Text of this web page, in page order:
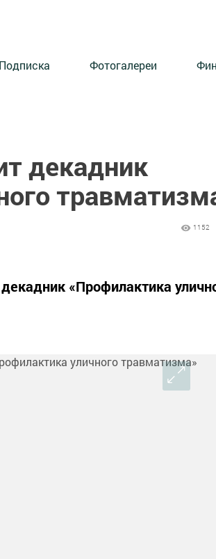
Подписка Фотогалереи
декадник
1152
«Профилактика